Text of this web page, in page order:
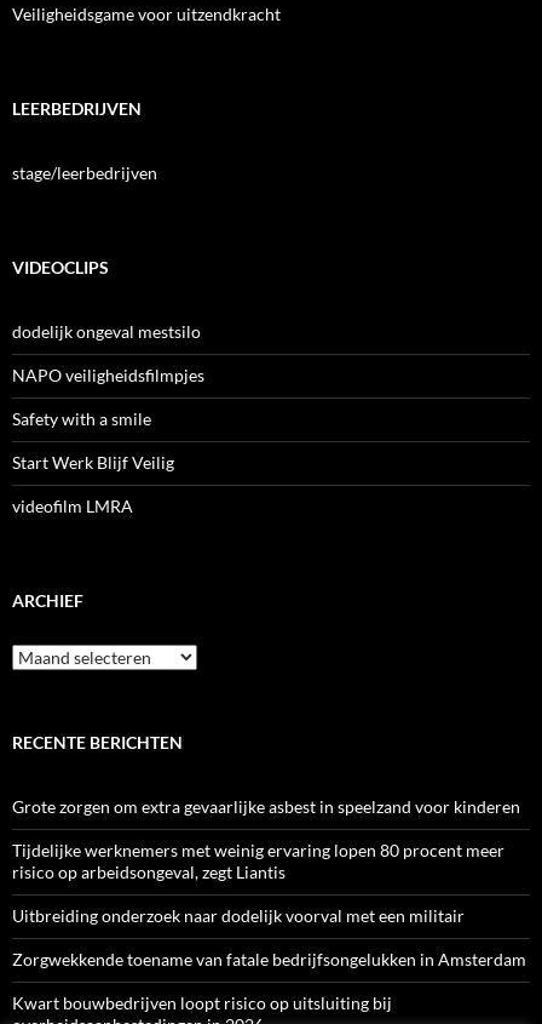
Veiligheidsgame voor uitzendkracht
LEERBEDRIJVEN
stage/leerbedrijven
VIDEOCLIPS
dodelijk ongeval mestsilo
NAPO veiligheidsfilmpjes
Safety with a smile
Start Werk Blijf Veilig
videofilm LMRA
ARCHIEF
Archief
RECENTE BERICHTEN
Grote zorgen om extra gevaarlijke asbest in speelzand voor kinderen
Tijdelijke werknemers met weinig ervaring lopen 80 procent meer
risico op arbeidsongeval, zegt Liantis
Uitbreiding onderzoek naar dodelijk voorval met een militair
Zorgwekkende toename van fatale bedrijfsongelukken in Amsterdam
Kwart bouwbedrijven loopt risico op uitsluiting bij